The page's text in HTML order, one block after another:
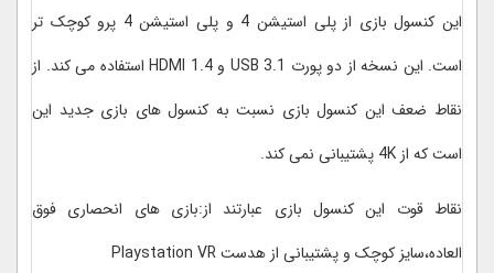
این کنسول بازی از پلی استیشن 4 و پلی استیشن 4 پرو کوچک تر
است. این نسخه از دو پورت USB 3.1 و HDMI 1.4 استفاده می کند. از
نقاط ضعف این کنسول بازی نسبت به کنسول های بازی جدید این
است که از 4K پشتیبانی نمی کند.
نقاط قوت این کنسول بازی عبارتند از:بازی های انحصاری فوق
العاده،سایز کوچک و پشتیبانی از هدست Playstation VR